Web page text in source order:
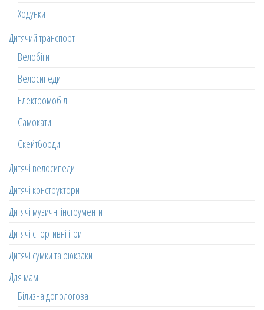
Ходунки
Дитячий транспорт
Велобіги
Велосипеди
Електромобілі
Самокати
Скейтборди
Дитячі велосипеди
Дитячі конструктори
Дитячі музичні інструменти
Дитячі спортивні ігри
Дитячі сумки та рюкзаки
Для мам
Білизна допологова